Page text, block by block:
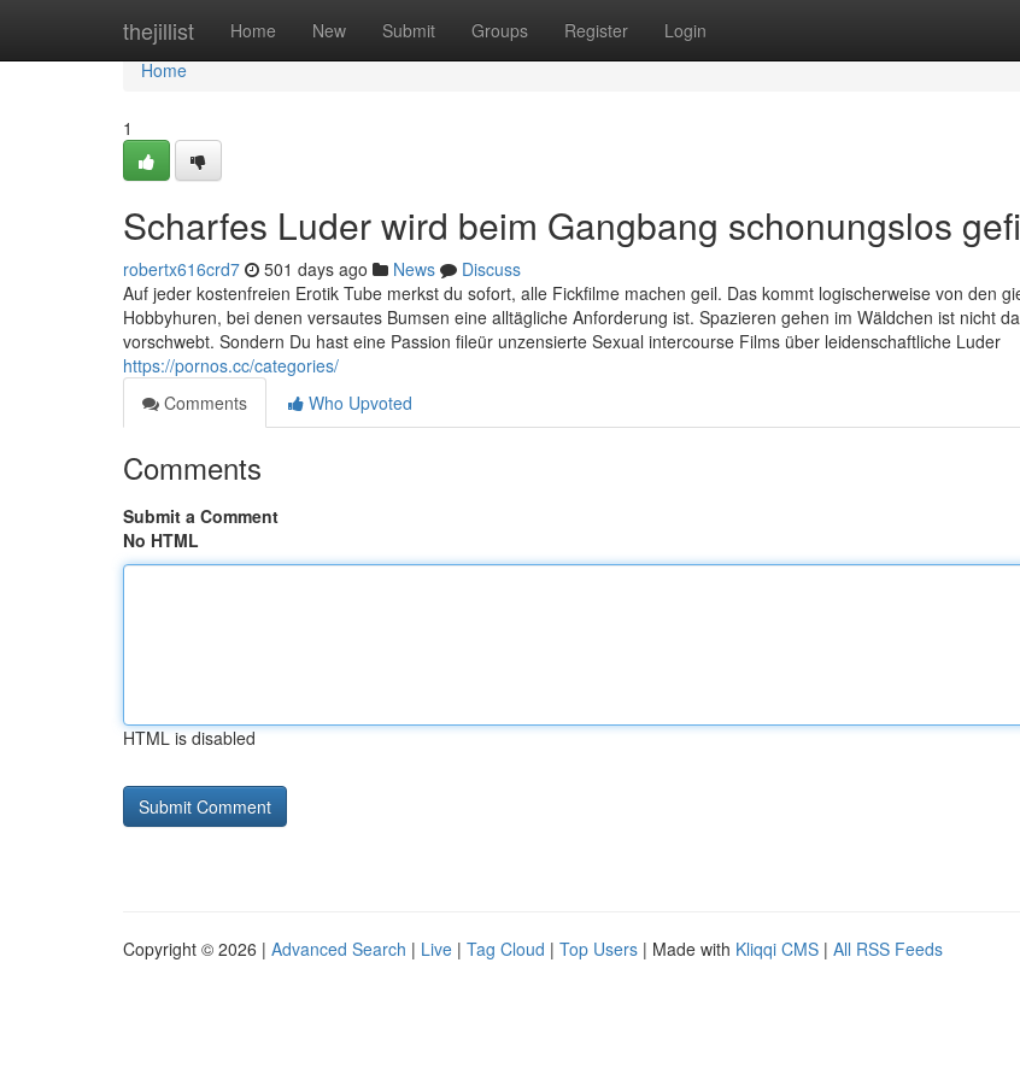
thejillist Home New Submit Groups Register Login
Home
Home
1
Scharfes Luder wird beim Gangbang schonungslos
robertx616crd7 501 days ago News
Discuss
Auf jeder kostenfreien Erotik Tube merkst du sofort, alle Fickfilme machen geil. Das kommt logischerweise von den
Hobbyhuren, bei denen versautes Bumsen eine alltägliche Anforderung ist. Spazieren gehen im Wäldchen ist nicht
vorschwebt. Sondern Du hast eine Passion fileür unzensierte Sexual intercourse Films über leidenschaftliche Luder
https://pornos.cc/categories/
Comments
Who Upvoted
Comments
Submit a Comment
No HTML
HTML is disabled
Copyright © 2026 | Advanced Search | Live | Tag Cloud | Top Users | Made with Kliqqi CMS | All RSS Feeds